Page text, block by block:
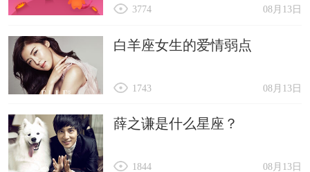
08月13日
3774
白羊座女生的爱情弱点
08月13日
1743
薛之谦是什么星座？
08月13日
1844